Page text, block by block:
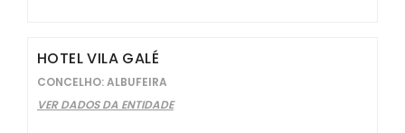
HOTEL VILA GALÉ
CONCELHO: ALBUFEIRA
VER DADOS DA ENTIDADE